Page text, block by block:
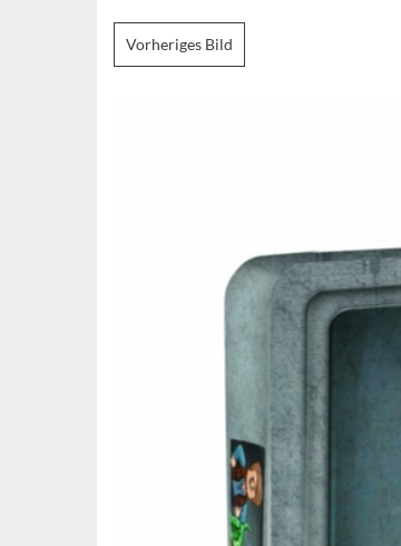
Vorheriges Bild